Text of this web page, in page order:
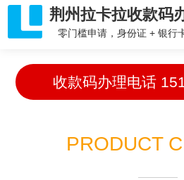
荆州拉卡拉收款码
零门槛申请，身份证 + 银行
收款码办理电话
PRODUCT